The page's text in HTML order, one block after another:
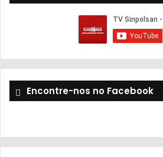
Encontre-nos no Facebook